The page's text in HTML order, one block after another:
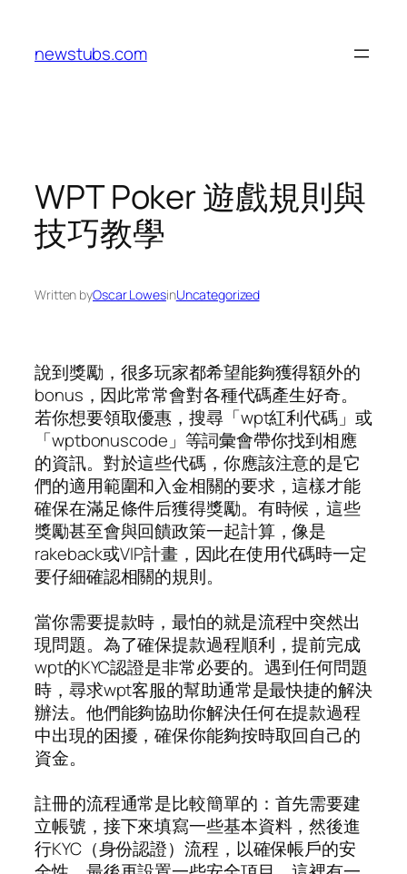
content
newstubs.com
WPT Poker 遊戲規則與
技巧教學
Written byOscar LowesinUncategorized
說到獎勵，很多玩家都希望能夠獲得額外的
bonus，因此常常會對各種代碼產生好奇。
若你想要領取優惠，搜尋「wpt紅利代碼」或
「wptbonuscode」等詞彙會帶你找到相應
的資訊。對於這些代碼，你應該注意的是它
們的適用範圍和入金相關的要求，這樣才能
確保在滿足條件后獲得獎勵。有時候，這些
獎勵甚至會與回饋政策一起計算，像是
rakeback或VIP計畫，因此在使用代碼時一定
要仔細確認相關的規則。
當你需要提款時，最怕的就是流程中突然出
現問題。為了確保提款過程順利，提前完成
wpt的KYC認證是非常必要的。遇到任何問題
時，尋求wpt客服的幫助通常是最快捷的解決
辦法。他們能夠協助你解決任何在提款過程
中出現的困擾，確保你能夠按時取回自己的
資金。
註冊的流程通常是比較簡單的：首先需要建
立帳號，接下來填寫一些基本資料，然後進
行KYC（身份認證）流程，以確保帳戶的安